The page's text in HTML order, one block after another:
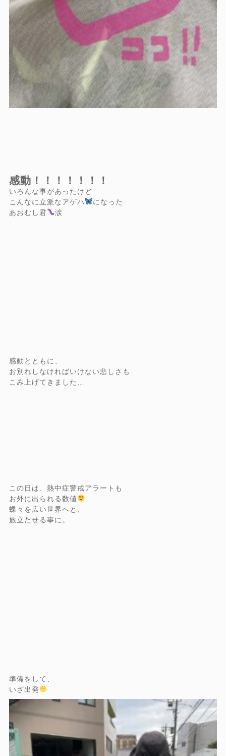
感動！！！！！！！
いろんな事があったけど
こんなに立派なアゲハ
になった
あおむし君
涙
感動とともに、
お別れしなければいけない悲しさも
こみ上げてきました…
この日は、熱中症警戒アラートも
お外に出られる数値
蝶々を広い世界へと、
旅立たせる事に。
準備をして、
いざ出発